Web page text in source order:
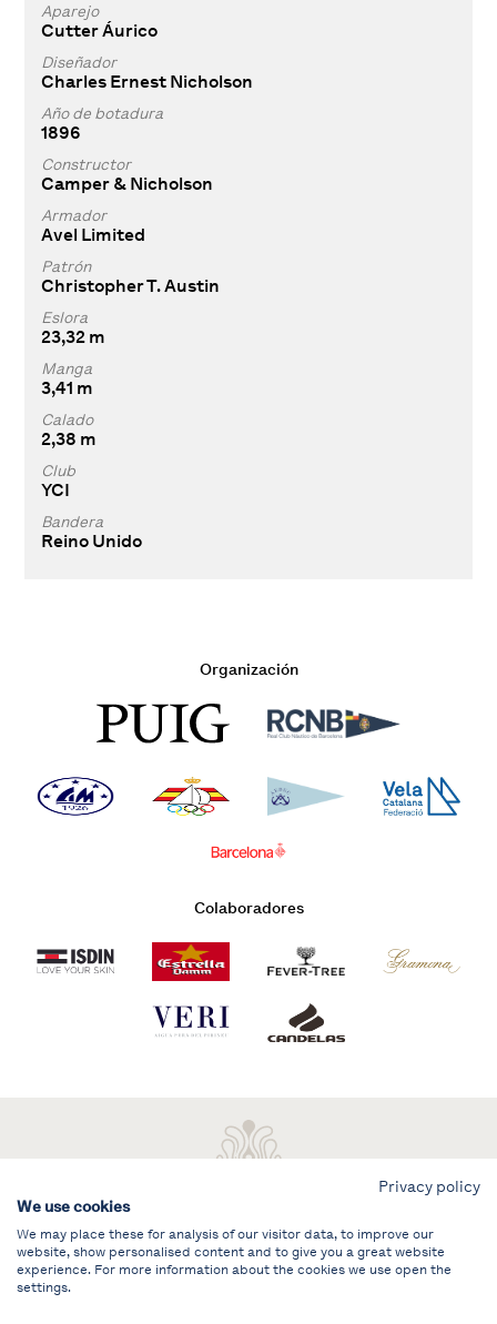
Aparejo
Cutter Áurico
Diseñador
Charles Ernest Nicholson
Año de botadura
1896
Constructor
Camper & Nicholson
Armador
Avel Limited
Patrón
Christopher T. Austin
Eslora
23,32 m
Manga
3,41 m
Calado
2,38 m
Club
YCI
Bandera
Reino Unido
Organización
Colaboradores
Privacy policy
We use cookies
We may place these for analysis of our visitor data, to improve our
website, show personalised content and to give you a great website
experience. For more information about the cookies we use open the
settings.